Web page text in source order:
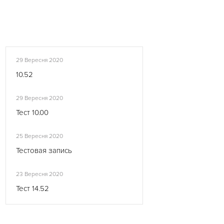
29 Вересня 2020
10.52
29 Вересня 2020
Тест 10.00
25 Вересня 2020
Тестовая запись
23 Вересня 2020
Тест 14.52